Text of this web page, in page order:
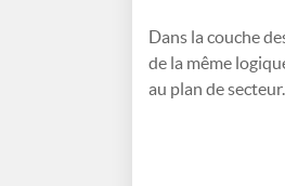
Dans la couche
de la même
au plan de secteur.